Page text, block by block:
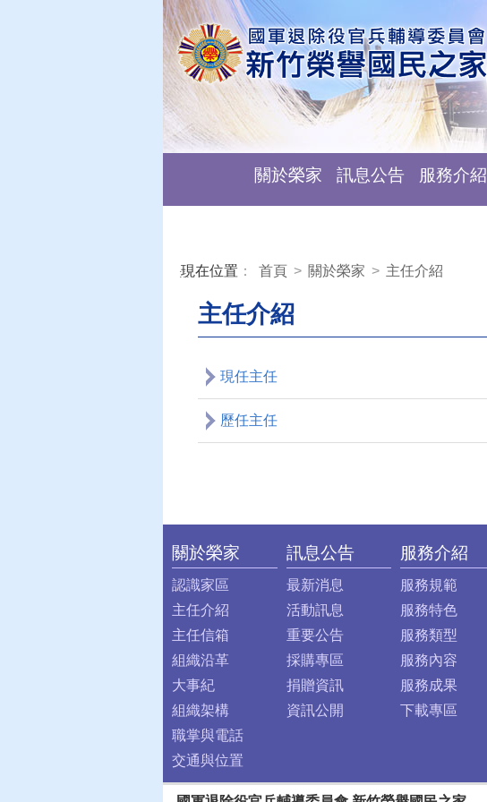
關於榮家 訊息公告 服務介紹
:::
現在位置 ： 首頁 > 關於榮家 > 主任介紹
主任介紹
現任主任
歷任主任
:::
關於榮家
認識家區
主任介紹
主任信箱
組織沿革
大事紀
組織架構
職掌與電話
交通與位置
訊息公告
最新消息
活動訊息
重要公告
採購專區
捐贈資訊
資訊公開
服務介紹
服務規範
服務特色
服務類型
服務內容
服務成果
下載專區